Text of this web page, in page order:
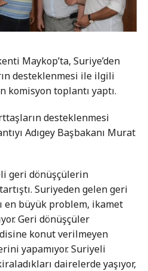
Maykop’ta, Suriye’den
desteklenmesi ile ilgili
komisyon toplantı yaptı.
desteklenmesi
Adıgey Başbakanı Murat
geri dönüşçülerin
Suriyeden gelen geri
en büyük problem, ikamet
Geri dönüşçüler
konut verilmeyen
yapamıyor. Suriyeli
dairelerde yaşıyor,